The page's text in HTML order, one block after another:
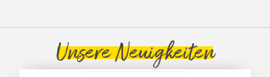
Unsere Neuigkeiten